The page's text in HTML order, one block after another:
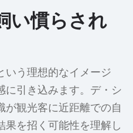
い慣らされ
いう理想的なイメージ
に引き込みます。デ・シ
が観光客に近距離での自
果を招く可能性を理解し